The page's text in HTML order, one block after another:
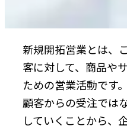
新規開拓営業とは、
客に対して、商品や
ための営業活動です
顧客からの受注では
していくことから、